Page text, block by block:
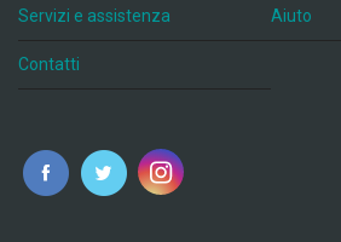
Servizi e assistenza Aiuto
Contatti